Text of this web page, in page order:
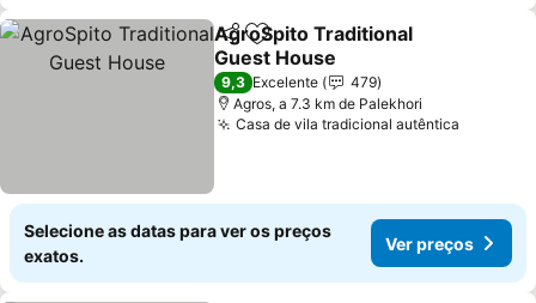
PartilharAdicionar aos favoritos
AgroSpito Traditional
Guest House
Ver preços
9,3 Excelente
479
Agros, a 7.3 km de Palekhori
Casa de vila tradicional autêntica
Selecione as datas para ver os preços
exatos.
Ver preços